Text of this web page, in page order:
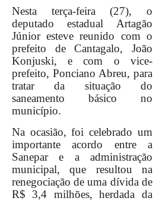
Nesta terça-feira (27), o
deputado estadual Artagão
Júnior esteve reunido com o
prefeito de Cantagalo, João
Konjuski, e com o vice-
prefeito, Ponciano Abreu, para
tratar da situação do
saneamento básico no
município.
Na ocasião, foi celebrado um
importante acordo entre a
Sanepar e a administração
municipal, que resultou na
renegociação de uma dívida de
R$ 3,4 milhões, herdada da